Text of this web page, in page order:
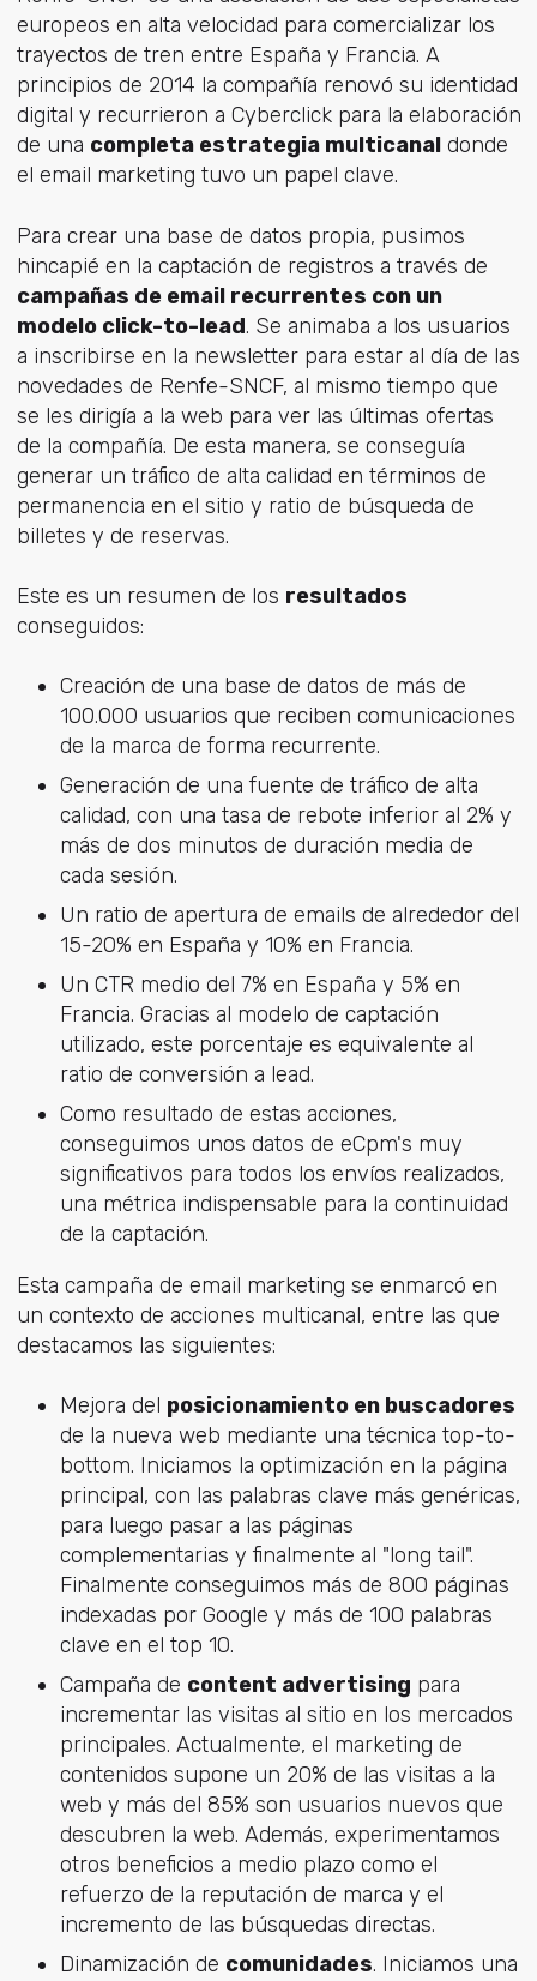
europeos en alta velocidad para comercializar los
trayectos de tren entre España y Francia. A
principios de 2014 la compañía renovó su identidad
digital y recurrieron a Cyberclick para la elaboración
de una completa estrategia multicanaldonde
el email marketing tuvo un papel clave.
Para crear una base de datos propia, pusimos
hincapié en la captación de registros a través de
campañas de email recurrentes con un
modelo click-to-lead. Se animaba a los usuarios
a inscribirse en la newsletter para estar al día de las
novedades de Renfe-SNCF, al mismo tiempo que
se les dirigía a la web para ver las últimas ofertas
de la compañía. De esta manera, se conseguía
generar un tráfico de alta calidad en términos de
permanencia en el sitio y ratio de búsqueda de
billetes y de reservas.
Este es un resumen de los resultados
conseguidos:
Creación de una base de datos de más de
100.000 usuarios que reciben comunicaciones
de la marca de forma recurrente.
Generación de una fuente de tráfico de alta
calidad, con una tasa de rebote inferior al 2% y
más de dos minutos de duración media de
cada sesión.
Un ratio de apertura de emails de alrededor del
15-20% en España y 10% en Francia.
Un CTR medio del 7% en España y 5% en
Francia. Gracias al modelo de captación
utilizado, este porcentaje es equivalente al
ratio de conversión a lead.
Como resultado de estas acciones,
conseguimos unos datos de eCpm's muy
significativos para todos los envíos realizados,
una métrica indispensable para la continuidad
de la captación.
Esta campaña de email marketing se enmarcó en
un contexto de acciones multicanal, entre las que
destacamos las siguientes:
Mejora del posicionamiento en buscadores
de la nueva web mediante una técnica top-to-
bottom. Iniciamos la optimización en la página
principal, con las palabras clave más genéricas,
para luego pasar a las páginas
complementarias y finalmente al "long tail".
Finalmente conseguimos más de 800 páginas
indexadas por Google y más de 100 palabras
clave en el top 10.
Campaña de content advertising para
incrementar las visitas al sitio en los mercados
principales. Actualmente, el marketing de
contenidos supone un 20% de las visitas a la
web y más del 85% son usuarios nuevos que
descubren la web. Además, experimentamos
otros beneficios a medio plazo como el
refuerzo de la reputación de marca y el
incremento de las búsquedas directas.
Dinamización de comunidades. Iniciamos una